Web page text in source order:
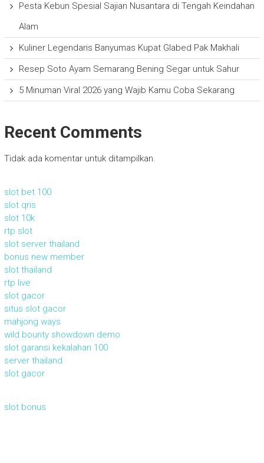
Pesta Kebun Spesial Sajian Nusantara di Tengah Keindahan
Alam
Kuliner Legendaris Banyumas Kupat Glabed Pak Makhali
Resep Soto Ayam Semarang Bening Segar untuk Sahur
5 Minuman Viral 2026 yang Wajib Kamu Coba Sekarang
Recent Comments
Tidak ada komentar untuk ditampilkan.
slot bet 100
slot qris
slot 10k
rtp slot
slot server thailand
bonus new member
slot thailand
rtp live
slot gacor
situs slot gacor
mahjong ways
wild bounty showdown demo
slot garansi kekalahan 100
server thailand
slot gacor
slot bonus